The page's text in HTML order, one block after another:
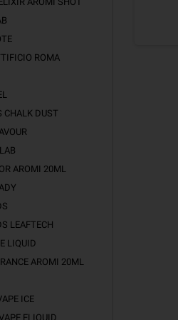
ROMA
CHALK DUST
AROMI 20ML
LEAFTECH
LIQUID
AROMI 20ML
ICE
ELIQUID